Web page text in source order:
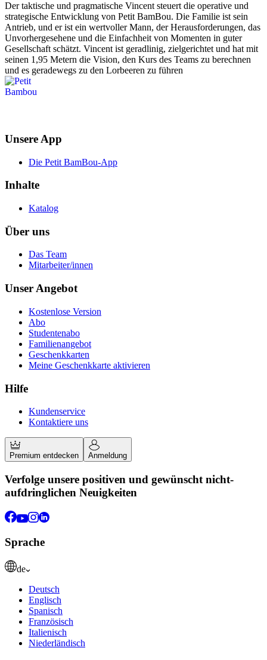
Der taktische und pragmatische Vincent steuert die operative und
strategische Entwicklung von Petit BamBou. Die Familie ist sein
Antrieb, und er ist ein wertvoller Mann, der Herausforderungen, das
Unvorhergesehene und die Einfachheit von Momenten in guter
Gesellschaft schätzt. Vincent ist geradlinig, zielgerichtet und hat mit
seinen 1,95 Metern die Vision, den Kurs des Teams zu berechnen
und es geradewegs zu den Lorbeeren zu führen
Unsere App
Die Petit BamBou-App
Inhalte
Katalog
Über uns
Das Team
Mitarbeiter/innen
Unser Angebot
Kostenlose Version
Abo
Studentenabo
Familienangebot
Geschenkkarten
Meine Geschenkkarte aktivieren
Hilfe
Kundenservice
Kontaktiere uns
Premium entdecken Anmeldung
Verfolge unsere positiven und gewünscht nicht-
aufdringlichen Neuigkeiten
Sprache
de
Deutsch
Englisch
Spanisch
Französisch
Italienisch
Niederländisch